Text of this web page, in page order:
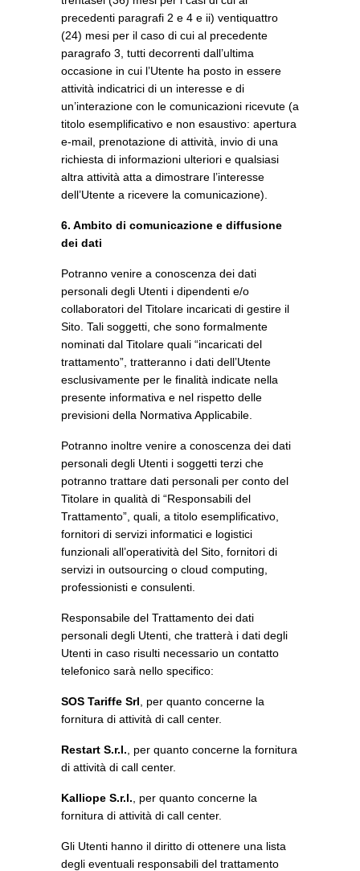
precedenti paragrafi 2 e 4 e ii) ventiquattro
(24) mesi per il caso di cui al precedente
paragrafo 3, tutti decorrenti dall’ultima
occasione in cui l’Utente ha posto in essere
attività indicatrici di un interesse e di
un’interazione con le comunicazioni ricevute (a
titolo esemplificativo e non esaustivo: apertura
e-mail, prenotazione di attività, invio di una
richiesta di informazioni ulteriori e qualsiasi
altra attività atta a dimostrare l’interesse
dell’Utente a ricevere la comunicazione).
6. Ambito di comunicazione e diffusione
dei dati
Potranno venire a conoscenza dei dati
personali degli Utenti i dipendenti e/o
collaboratori del Titolare incaricati di gestire il
Sito. Tali soggetti, che sono formalmente
nominati dal Titolare quali “incaricati del
trattamento”, tratteranno i dati dell’Utente
esclusivamente per le finalità indicate nella
presente informativa e nel rispetto delle
previsioni della Normativa Applicabile.
Potranno inoltre venire a conoscenza dei dati
personali degli Utenti i soggetti terzi che
potranno trattare dati personali per conto del
Titolare in qualità di “Responsabili del
Trattamento”, quali, a titolo esemplificativo,
fornitori di servizi informatici e logistici
funzionali all’operatività del Sito, fornitori di
servizi in outsourcing o cloud computing,
professionisti e consulenti.
Responsabile del Trattamento dei dati
personali degli Utenti, che tratterà i dati degli
Utenti in caso risulti necessario un contatto
telefonico sarà nello specifico:
SOS Tariffe Srl , per quanto concerne la
fornitura di attività di call center.
Restart S.r.l. , per quanto concerne la fornitura
di attività di call center.
Kalliope S.r.l. , per quanto concerne la
fornitura di attività di call center.
Gli Utenti hanno il diritto di ottenere una lista
degli eventuali responsabili del trattamento